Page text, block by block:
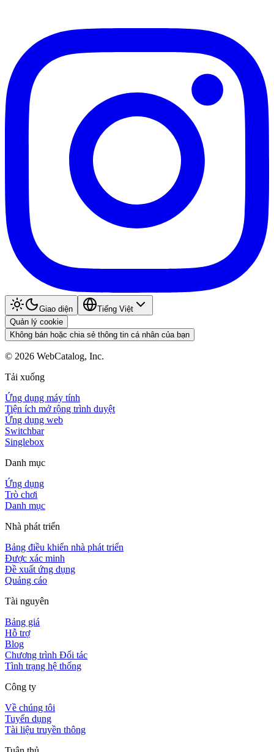
Giao diện
Tiếng Việt
Quản lý cookie
Không bán hoặc chia sẻ thông tin cá nhân của bạn
© 2026 WebCatalog, Inc.
Tải xuống
Ứng dụng máy tính
Tiện ích mở rộng trình duyệt
Ứng dụng web
Switchbar
Singlebox
Danh mục
Ứng dụng
Trò chơi
Danh mục
Nhà phát triển
Bảng điều khiển nhà phát triển
Được xác minh
Đề xuất ứng dụng
Quảng cáo
Tài nguyên
Bảng giá
Hỗ trợ
Blog
Chương trình Đối tác
Tình trạng hệ thống
Công ty
Về chúng tôi
Tuyển dụng
Tài liệu truyền thông